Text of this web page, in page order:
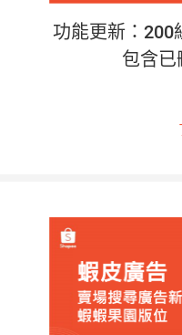
功能更新：200
包含已